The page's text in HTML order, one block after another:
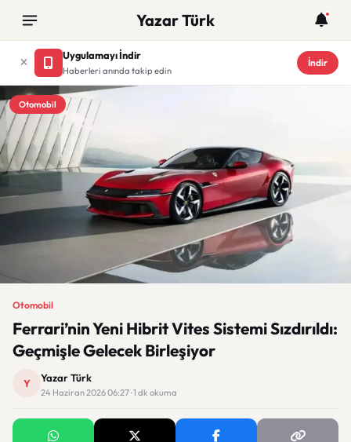
Yazar Türk
Uygulamayı İndir
Haberleri anında takip edin
İndir
Otomobil
Otomobil
Ferrari’nin Yeni Hibrit Vites Sistemi Sızdırıldı:
Geçmişle Gelecek Birleşiyor
Y Yazar Türk
24 Haziran 2026 06:27 · 1 dk okuma